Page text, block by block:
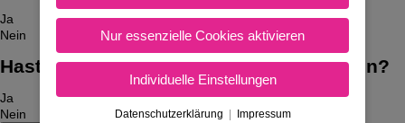
Ja
Nein
Hast du bereits den Traktor-Führerschein?
Ja
Nein
Nur essenzielle Cookies aktivieren
Individuelle Einstellungen
Datenschutzerklärung | Impressum